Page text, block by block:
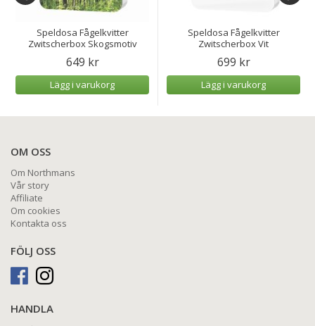
Speldosa Fågelkvitter
Zwitscherbox Skogsmotiv
649 kr
Lägg i varukorg
Speldosa Fågelkvitter
Zwitscherbox Vit
699 kr
Lägg i varukorg
OM OSS
Om Northmans
Vår story
Affiliate
Om cookies
Kontakta oss
FÖLJ OSS
HANDLA